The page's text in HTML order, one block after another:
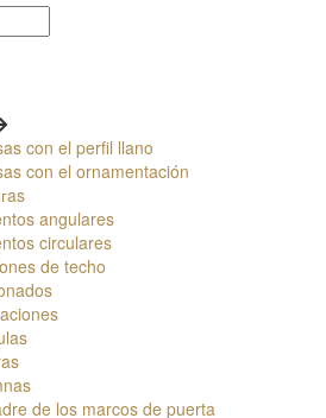
con el perfil llano
con el ornamentación
angulares
circulares
de techo
de los marcos de puerta